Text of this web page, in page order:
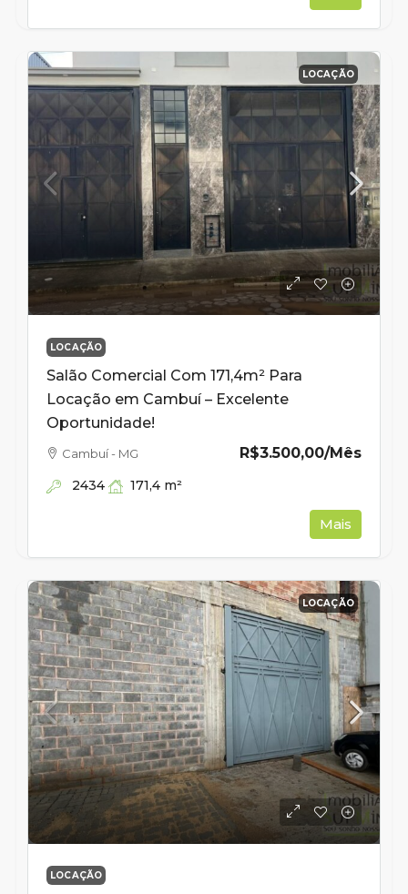
LOCAÇÃO
LOCAÇÃO
Salão Comercial Com 171,4m² Para
Locação em Cambuí – Excelente
Oportunidade!
R$3.500,00/Mês
Cambuí - MG
2434 171,4 m²
Mais
LOCAÇÃO
LOCAÇÃO